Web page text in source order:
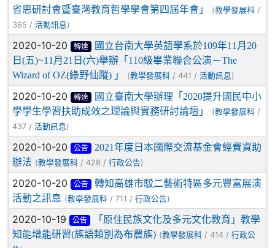
省思研討會暨臺灣教育哲學學會第四屆年會」
(教學發展科 /
365 / 活動訊息 )
2020-10-20 轉達
國立台南大學英語學系於109年11月20
日(五)~11月21日(六)舉辦「110級畢業聯合公演－The
Wizard of OZ(綠野仙蹤) 」
(教學發展科 / 441 / 活動訊息 )
2020-10-20 轉達
國立臺南大學辦理「2020提升國民中小
學學生學習扶助成效之理論與實務研討論壇」
(教學發展科 /
437 / 活動訊息 )
2020-10-20 公告
2021年度日本國際交流基金會經費資助
辦法 (教學發展科 / 428 / 行政公告)
2020-10-20 公告
轉知高雄市駁二藝術特區多元豐富展演
活動之訊息 (教學發展科 / 711 / 行政公告)
2020-10-19 公告
「原住民族文化及多元文化教育」教學
知能增能研習(族語類別為布農族) (教學發展科 / 414 / 行政公